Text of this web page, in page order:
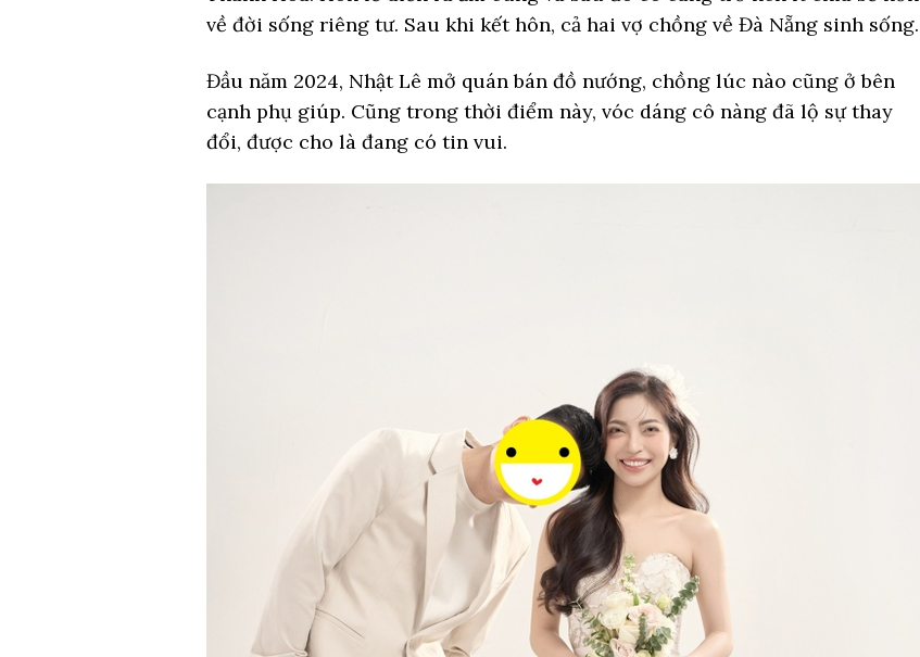
về đời sống riêng tư. Sau khi kết hôn, cả hai vợ chồng về Đà Nẵng sinh sống.
Đầu năm 2024, Nhật Lê mở quán bán đồ nướng, chồng lúc nào cũng ở bên
cạnh phụ giúp. Cũng trong thời điểm này, vóc dáng cô nàng đã lộ sự thay
đổi, được cho là đang có tin vui.